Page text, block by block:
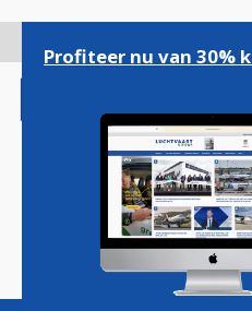
gaan
Magazine
Profiteer nu van 30%